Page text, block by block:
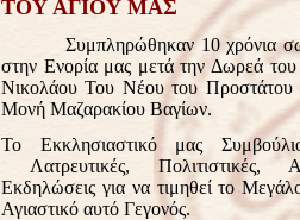
ΤΟΥ ΑΓΙΟΥ ΜΑΣ
Συμπληρώθηκαν 10 χρόνια
στην Ενορία μας μετά την Δωρεά
Νικολάου Του Νέου του Προστάτου
Μονή Μαζαρακίου Βαγίων.
Το Εκκλησιαστικό μας
Λατρευτικές, Πολιτιστικές,
Εκδηλώσεις για να τιμηθεί το
Αγιαστικό αυτό Γεγονός.